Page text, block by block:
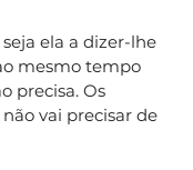
ela a dizer-lhe
mesmo tempo
precisa. Os
vai precisar de